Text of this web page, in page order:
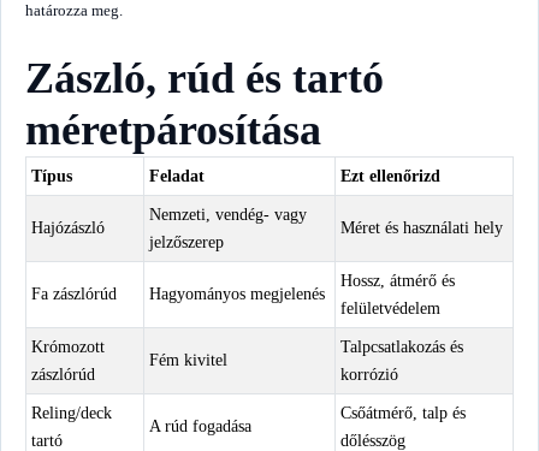
határozza meg.
Zászló, rúd és tartó
méretpárosítása
Típus Feladat Ezt ellenőrizd
Hajózászló
Nemzeti, vendég- vagy
jelzőszerep
Méret és használati hely
Fa zászlórúd Hagyományos megjelenés
Hossz, átmérő és
felületvédelem
Krómozott
zászlórúd
Fém kivitel
Talpcsatlakozás és
korrózió
Reling/deck
tartó
A rúd fogadása
Csőátmérő, talp és
dőlésszög